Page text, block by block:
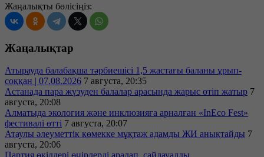
Жаңалықты бөлісіңіз:
Жаңалықтар
Атырауда балабақша тәрбиешісі 1,5 жастағы баланы ұрып-
соққан | 07.08.2026 7 августа, 20:35
Астанада пара жүзуден балалар арасында жарыс өтіп жатыр 7
августа, 20:08
Алматыда экология және инклюзияға арналған «InEco Fest»
фестивалі өтті 7 августа, 20:07
Атаулы әлеуметтік көмекке мұқтаж адамды ЖИ анықтайды 7
августа, 20:06